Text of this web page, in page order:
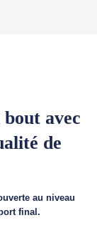
avec
de
au niveau
final.